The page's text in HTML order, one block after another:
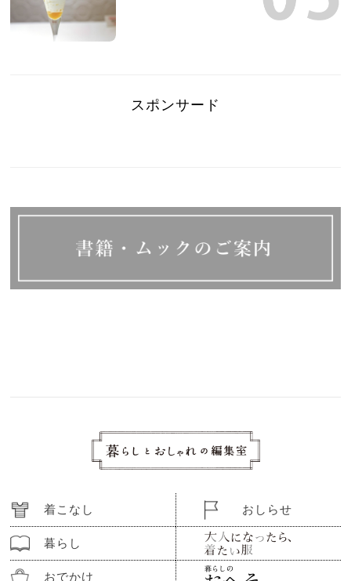
スポンサード
着こなし
暮らし
おでかけ
おしらせ